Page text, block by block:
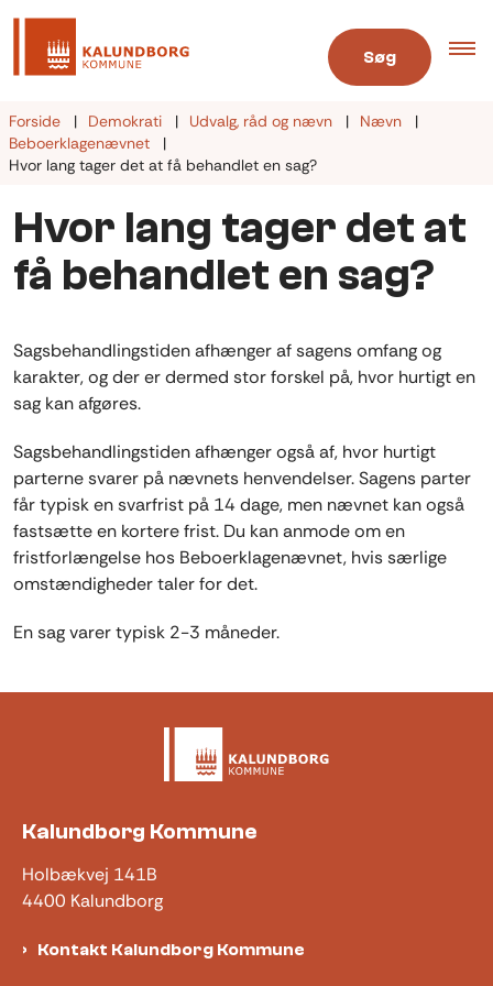
Søg
Forside Demokrati Udvalg, råd og nævn
Nævn
Beboerklagenævnet
Hvor lang tager det at få behandlet en sag?
Hvor lang tager det at
få behandlet en sag?
Sagsbehandlingstiden afhænger af sagens omfang og
karakter, og der er dermed stor forskel på, hvor hurtigt en
sag kan afgøres.
Sagsbehandlingstiden afhænger også af, hvor hurtigt
parterne svarer på nævnets henvendelser. Sagens parter
får typisk en svarfrist på 14 dage, men nævnet kan også
fastsætte en kortere frist. Du kan anmode om en
fristforlængelse hos Beboerklagenævnet, hvis særlige
omstændigheder taler for det.
En sag varer typisk 2-3 måneder.
Kalundborg Kommune
Holbækvej 141B
4400 Kalundborg
Kontakt Kalundborg Kommune